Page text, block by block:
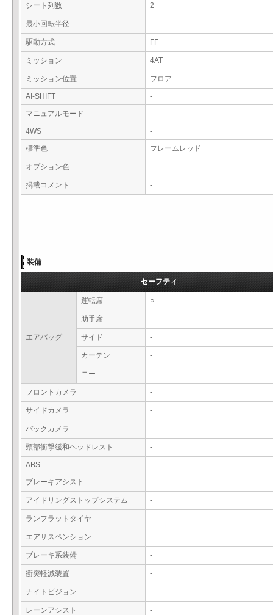
シート列数 2
最小回転半径 -
駆動方式 FF
ミッション 4AT
ミッション位置 フロア
AI-SHIFT
-
マニュアルモード
-
4WS
-
標準色
フレームレッド
オプション色 -
掲載コメント -
装備
セーフティ
エアバッグ
運転席 ○
助手席 -
サイド -
カーテン -
ニー -
フロントカメラ -
サイドカメラ -
バックカメラ -
頸部衝撃緩和ヘッドレスト -
ABS
-
ブレーキアシスト
-
アイドリングストップシステム -
ランフラットタイヤ -
エアサスペンション -
ブレーキ系装備 -
衝突軽減装置 -
ナイトビジョン -
レーンアシスト -